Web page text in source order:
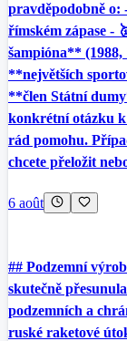
pravděpodobně
římském zápase -
šampióna** (1988,
**největších
**člen Státní
konkrétní otázku k
rád pomohu.
chcete přeložit
6 août
## Podzemní
skutečně
podzemních a
ruské raketové